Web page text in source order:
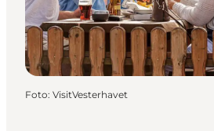
Plane deine Reise
Foto: VisitVesterhavet